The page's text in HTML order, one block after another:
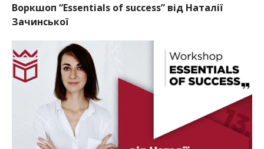
Воркшоп “Essentials of success” від Наталії
Зачинської